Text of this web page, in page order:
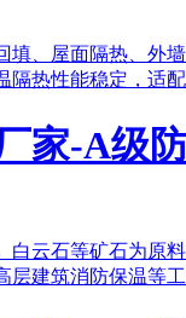
填、屋面隔热、外
隔热性能稳定，适
家-A级
白云石等矿石为原
层建筑消防保温等